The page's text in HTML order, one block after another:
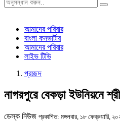
আমাদের পরিবার
বাংলা কনভার্টার
আমাদের পরিবার
লাইভ টিভি
প্রচ্ছদ
নাগরপুরে বেকড়া ইউনিয়নে
ডেস্ক নিউজ প্রকাশিত: মঙ্গলবার, ১৮ ফেব্রুয়ারি,